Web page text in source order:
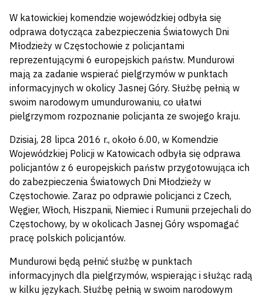
W katowickiej komendzie wojewódzkiej odbyła się
odprawa dotycząca zabezpieczenia Światowych Dni
Młodzieży w Częstochowie z policjantami
reprezentującymi 6 europejskich państw. Mundurowi
mają za zadanie wspierać pielgrzymów w punktach
informacyjnych w okolicy Jasnej Góry. Służbę pełnią w
swoim narodowym umundurowaniu, co ułatwi
pielgrzymom rozpoznanie policjanta ze swojego kraju.
Dzisiaj, 28 lipca 2016 r., około 6.00, w Komendzie
Wojewódzkiej Policji w Katowicach odbyła się odprawa
policjantów z 6 europejskich państw przygotowująca ich
do zabezpieczenia Światowych Dni Młodzieży w
Częstochowie. Zaraz po odprawie policjanci z Czech,
Węgier, Włoch, Hiszpanii, Niemiec i Rumunii przejechali do
Częstochowy, by w okolicach Jasnej Góry wspomagać
pracę polskich policjantów.
Mundurowi będą pełnić służbę w punktach
informacyjnych dla pielgrzymów, wspierając i służąc radą
w kilku językach. Służbę pełnią w swoim narodowym